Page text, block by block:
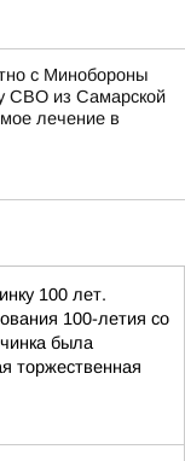
с Минобороны
СВО из Самарской
лечение в
100 лет.
100-летия со
была
торжественная